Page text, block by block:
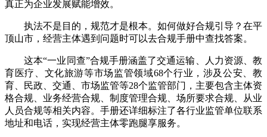
真正为企业发展赋能增效。
执法不是目的，规范才是根本。如何做好合规引导？在平
顶山市，经营主体遇到问题时可以去合规手册中查找答案。
这本“一业同查”合规手册涵盖了交通运输、人力资源、教
育医疗、文化旅游等市场监管领域68个行业，涉及公安、教
育、民政、交通、市场监管等28个监管部门，主要包含主体资
格合规、业务经营合规、制度管理合规、场所要求合规、从业
人员合规等相关内容。手册还详细标注了各行业监管单位联系
地址和电话，实现经营主体零跑腿享服务。